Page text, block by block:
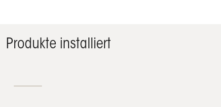
Produkte installiert